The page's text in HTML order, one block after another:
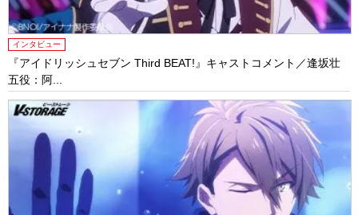
インタビュー
『アイドリッシュセブン Third BEAT!』キャストコメント／逢坂壮
五役：阿...